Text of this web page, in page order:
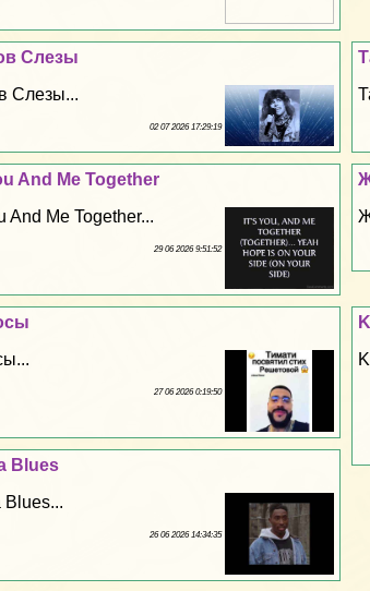
Слезы
Слезы...
02 07 2026 17:29:19
And Me Together
And Me Together...
29 06 2026 9:51:52
27 06 2026 0:19:50
Blues
Blues...
26 06 2026 14:34:35